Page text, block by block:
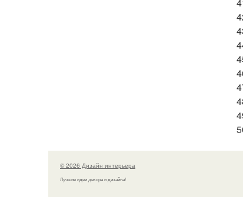
© 2026 Дизайн интерьера
Лучшие идеи декора и дизайна!